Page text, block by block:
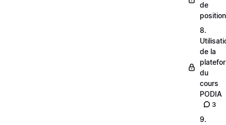
de
8.
de la
du
cours
PODIA
3
9.